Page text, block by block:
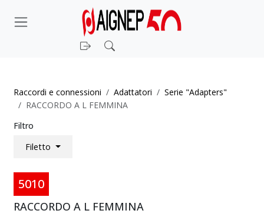
Login
Raccordi e connessioni Adattatori
Serie "Adapters"
RACCORDO A L FEMMINA
Filtro
Filetto
5010
RACCORDO A L FEMMINA